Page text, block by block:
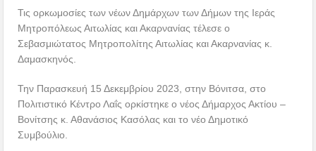
Τις ορκωμοσίες των νέων Δημάρχων των Δήμων της Ιεράς
Μητροπόλεως Αιτωλίας και Ακαρνανίας τέλεσε ο
Σεβασμιώτατος Μητροπολίτης Αιτωλίας και Ακαρνανίας κ.
Δαμασκηνός.
Την Παρασκευή 15 Δεκεμβρίου 2023, στην Βόνιτσα, στο
Πολιτιστικό Κέντρο Λαΐς ορκίστηκε ο νέος Δήμαρχος Ακτίου –
Βονίτσης κ. Αθανάσιος Κασόλας και το νέο Δημοτικό
Συμβούλιο.